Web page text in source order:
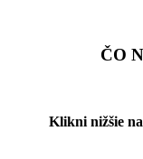
ČO
Klikni nižšie